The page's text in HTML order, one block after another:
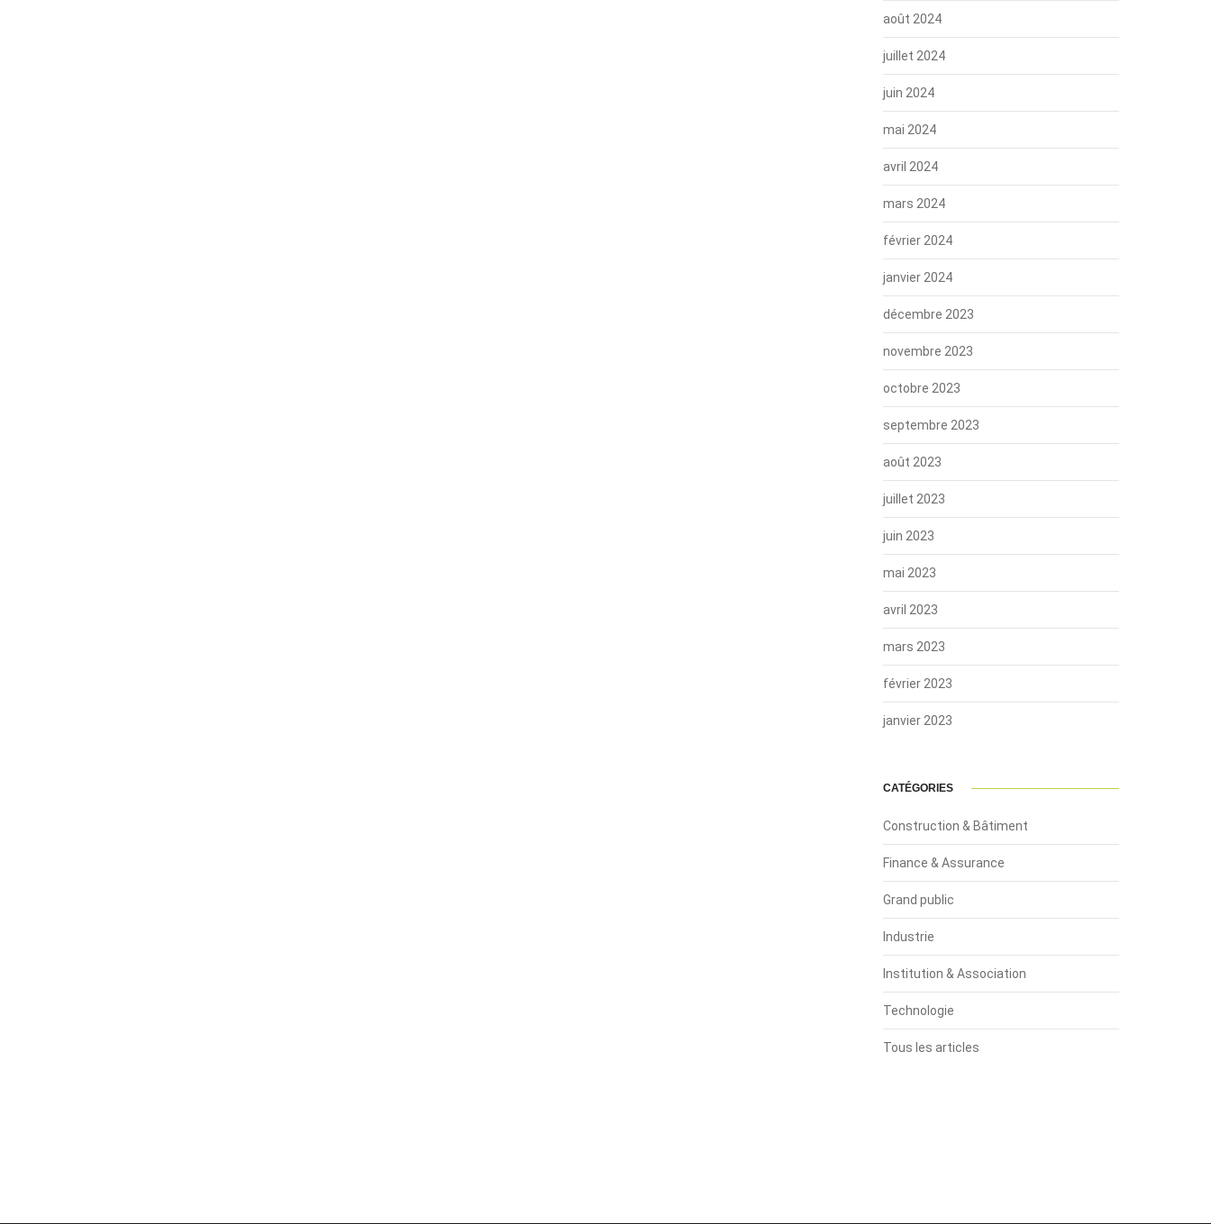
août 2024
juillet 2024
juin 2024
mai 2024
avril 2024
mars 2024
février 2024
janvier 2024
décembre 2023
novembre 2023
octobre 2023
septembre 2023
août 2023
juillet 2023
juin 2023
mai 2023
avril 2023
mars 2023
février 2023
janvier 2023
CATÉGORIES
Construction & Bâtiment
Finance & Assurance
Grand public
Industrie
Institution & Association
Technologie
Tous les articles